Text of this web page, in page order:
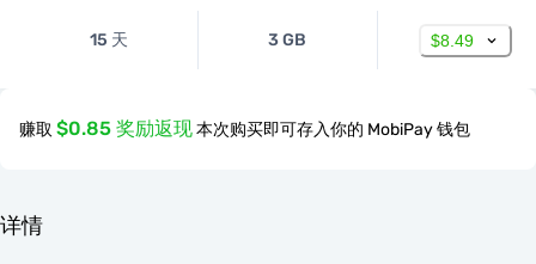
15 天 3 GB $8.49
赚取 $0.85 奖励返现本次购买即可存入你的 MobiPay 钱包
详情